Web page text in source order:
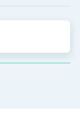
分歧為團結、為
目標、創5大歷史
加速臺灣經濟轉型
通過